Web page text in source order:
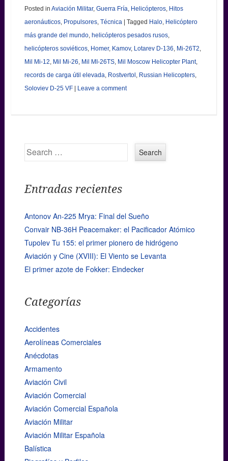
Posted in Aviación Militar, Guerra Fría, Helicópteros, Hitos
aeronáuticos, Propulsores, Técnica Tagged Halo, Helicóptero
más grande del mundo, helicópteros pesados rusos,
helicópteros soviéticos, Homer, Kamov, Lotarev D-136, Mi-26T2,
Mil Mi-12, Mil Mi-26, Mil MI-26TS, Mil Moscow Helicopter Plant,
records de carga útil elevada, Rostvertol , Russian Helicopters,
Soloviev D-25 VF
Leave a comment
Search
Entradas recientes
Antonov An-225 Mrya: Final del Sueño
Convair NB-36H Peacemaker: el Pacificador Atómico
Tupolev Tu 155: el primer pionero de hidrógeno
Aviación y Cine (XVIII): El Viento se Levanta
El primer azote de Fokker: Eindecker
Categorías
Accidentes
Aerolíneas Comerciales
Anécdotas
Armamento
Aviación Civil
Aviación Comercial
Aviación Comercial Española
Aviación Militar
Aviación Militar Española
Balística